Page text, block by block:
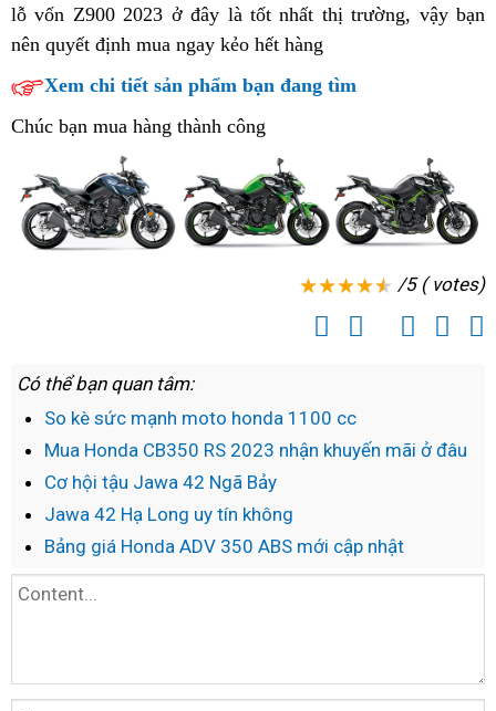
Z900
lỗ
vốn
vào
road
lỗ vốn Z900 2023 ở đây là tốt nhất thị trường, độc
Việt
Nam
vậy bạn
nên giá
HQ
tay
quyết định mua ngay kẻo hết hàng
nhất
Xem chi tiết sản phẩm bạn đang tìm
Chúc bạn mua hàng thành công
/5 ( votes)
Có thể bạn quan tâm:
So kè sức mạnh moto honda 1100 cc
Mua Honda CB350 RS 2023 nhận khuyến mãi ở đâu
Cơ hội tậu Jawa 42 Ngã Bảy
Jawa 42 Hạ Long uy tín không
Bảng giá Honda ADV 350 ABS mới cập nhật